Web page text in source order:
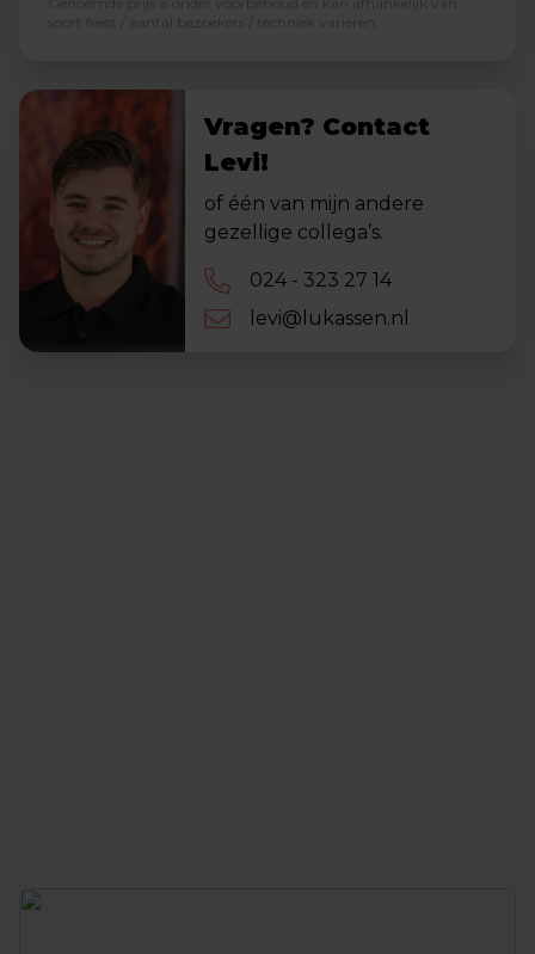
soort feest / aantal bezoekers / techniek variëren.
Vragen? Contact
Levi!
of één van mijn andere
gezellige collega’s.
024 - 323 27 14
levi@lukassen.nl